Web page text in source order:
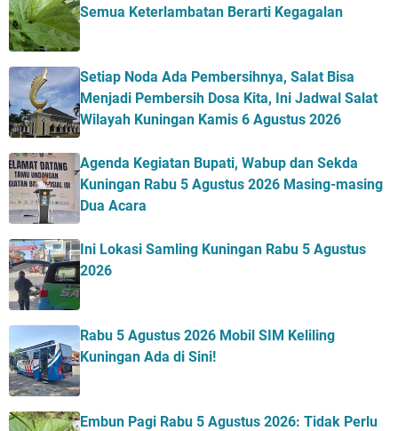
Semua Keterlambatan Berarti Kegagalan
Setiap Noda Ada Pembersihnya, Salat Bisa
Menjadi Pembersih Dosa Kita, Ini Jadwal Salat
Wilayah Kuningan Kamis 6 Agustus 2026
Agenda Kegiatan Bupati, Wabup dan Sekda
Kuningan Rabu 5 Agustus 2026 Masing-masing
Dua Acara
Ini Lokasi Samling Kuningan Rabu 5 Agustus
2026
Rabu 5 Agustus 2026 Mobil SIM Keliling
Kuningan Ada di Sini!
Embun Pagi Rabu 5 Agustus 2026: Tidak Perlu